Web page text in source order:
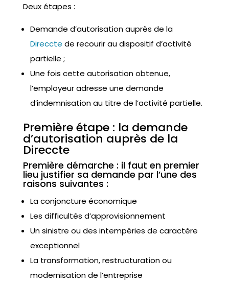
Deux étapes :
Demande d’autorisation auprès de la
Direccte de recourir au dispositif d’activité
partielle ;
Une fois cette autorisation obtenue,
l’employeur adresse une demande
d’indemnisation au titre de l’activité partielle.
Première étape : la demande
d’autorisation auprès de la
Direccte
Première démarche : il faut en premier
lieu justifier sa demande par l’une des
raisons suivantes :
La conjoncture économique
Les difficultés d’approvisionnement
Un sinistre ou des intempéries de caractère
exceptionnel
La transformation, restructuration ou
modernisation de l’entreprise